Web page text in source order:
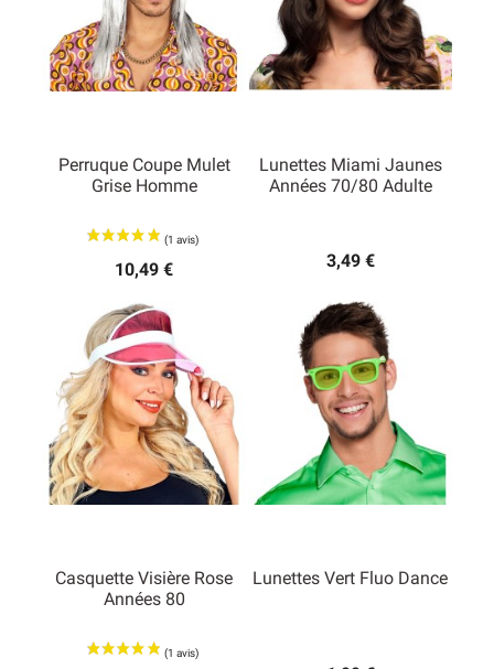
Perruque Coupe Mulet
Grise Homme
10,49 €
Lunettes Miami Jaunes
Années 70/80 Adulte
3,49 €
Casquette Visière Rose
Années 80
Lunettes Vert Fluo Dance